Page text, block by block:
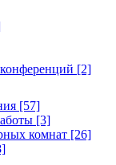
[2]
[57]
[3]
комнат [26]